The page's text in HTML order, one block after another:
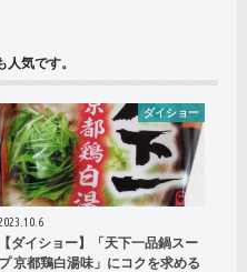
気です。
ダイショー
【ダイショー】「天下一品鍋スー
プ 京都鶏白湯味」にコクを求める